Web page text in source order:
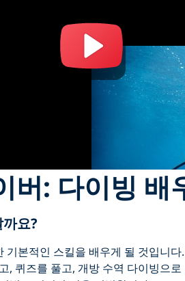
버: 다이빙 배
요?
기본적인 스킬을 배우게 될 것입니
, 퀴즈를 풀고, 개방 수역 다이빙으